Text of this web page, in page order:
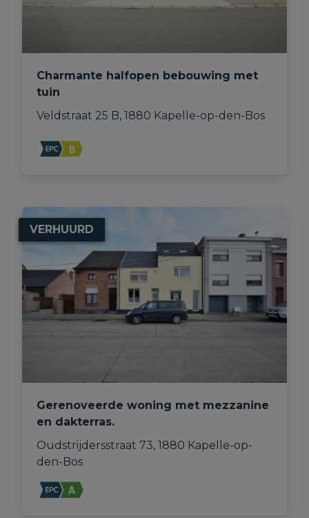
Charmante halfopen bebouwing met
tuin
Veldstraat 25 B, 1880 Kapelle-op-den-Bos
VERHUURD
Gerenoveerde woning met mezzanine
en dakterras.
Oudstrijdersstraat 73, 1880 Kapelle-op-
den-Bos